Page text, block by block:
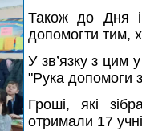
Також до Дня
допомогти тим,
У зв’язку з цим
"Рука допомоги
Гроші, які
отримали 17